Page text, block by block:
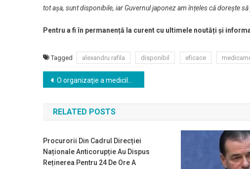
Probabil
În
Va
Fi
tot așa, sunt disponibile, iar Guvernul japonez am înțeles că dorește
Pentru a fi în permanență la curent cu ultimele noutăți și
Tagged alexandru rafila disponibil eficace
Navigare
în
articole
O organizaţie a medicilor de familie din Capitală a depus plângere penală împotriva CNAS
RELATED POSTS
Procurorii Din Cadrul Direcției
Naționale Anticorupție Au Dispus
Reținerea Pentru 24 De Ore A